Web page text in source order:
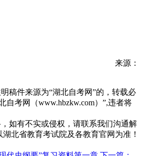
来源：
稿件来源为“湖北自考网”的，转载必
自考网（www.hbzkw.com）”,违者将
如有不实或侵权，请联系我们沟通解
北省教育考试院及各教育官网为准！